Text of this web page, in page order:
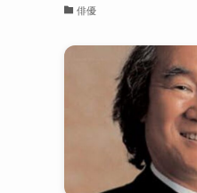
俳優